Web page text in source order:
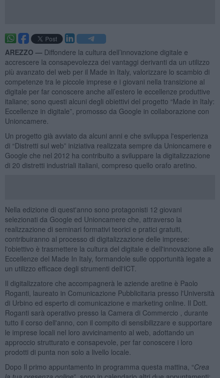
AREZZO — Diffondere la cultura dell’innovazione digitale e
accrescere la consapevolezza dei vantaggi derivanti da un utilizzo
più avanzato del web per il Made in Italy, valorizzare lo scambio di
competenze tra le piccole imprese e i giovani nella transizione al
digitale per far conoscere anche all’estero le eccellenze produttive
italiane; sono questi alcuni degli obiettivi del progetto “Made in Italy:
Eccellenze in digitale”, promosso da Google in collaborazione con
Unioncamere.
Un progetto già avviato da alcuni anni e che sviluppa l'esperienza
di “Distretti sul web” iniziativa realizzata sempre da Unioncamere e
Google che nel 2012 ha contribuito a sviluppare la digitalizzazione
di 20 distretti industriali italiani, compreso quello orafo aretino.
Nella edizione di quest'anno sono protagonisti 12 giovani
selezionati da Google ed Unioncamere che, attraverso la
realizzazione di seminari formativi teorici e pratici gratuiti,
contribuiranno al processo di digitalizzazione delle imprese:
l'obiettivo è trasmettere la cultura del digitale e dell'innovazione alle
Eccellenze del Made In Italy, formandole sulle opportunità legate a
un utilizzo efficace degli strumenti dell'ICT.
Il digitalizzatore che accompagnerà le aziende aretine è Paolo
Roganti, laureato in Comunicazione Pubblicitaria presso l'Università
di Urbino ed esperto di comunicazione e marketing online. Il Dott.
Roganti sarà operativo presso la Camera di Commercio , durante
tutto il corso dell'anno, con il compito di sensibilizzare e supportare
le imprese locali nel loro avvicinamento al web, adottando un
approccio strutturato e consapevole, per far conoscere i loro
prodotti di punta non solo a livello locale.
Dopo Il primo appuntamento in programma questa mattina, “Crea